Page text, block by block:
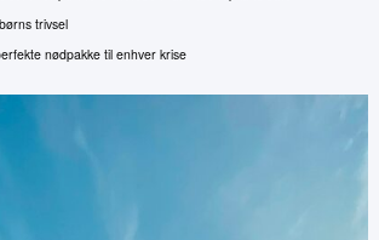
trivsel
nødpakke til enhver krise